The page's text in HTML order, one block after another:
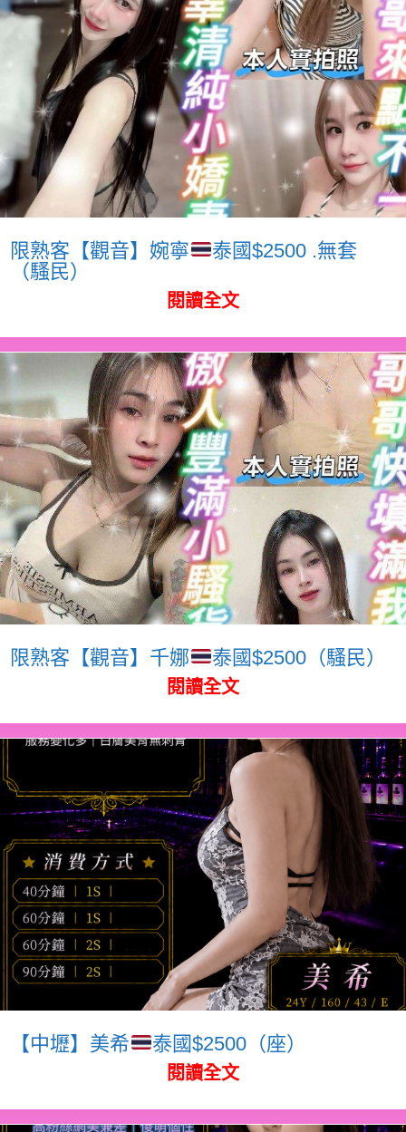
限熟客【觀音】婉寧
泰國$2500 .無套
（騷民）
閱讀全文
限熟客【觀音】千娜 泰國$2500（騷民）
閱讀全文
【中壢】美希 泰國$2500（座）
閱讀全文